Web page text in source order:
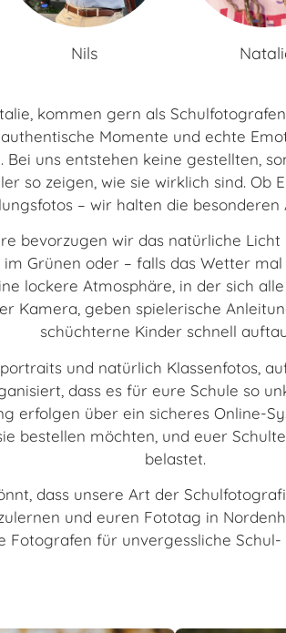
Nils
kommen gern als
Momente und echte
uns entstehen keine gestellten,
so zeigen, wie sie wirklich sind. Ob
– wir halten die besonderen
bevorzugen wir das natürliche
im Grünen oder – falls das Wetter
lockere Atmosphäre, in der sich
Kamera, geben spielerische
schüchterne Kinder schnell
und natürlich Klassenfotos,
dass es für eure Schule so
erfolgen über ein sicheres Online-
bestellen möchten, und euer
belastet.
dass unsere Art der
und euren Fototag in
Fotografen für unvergessliche Schul-